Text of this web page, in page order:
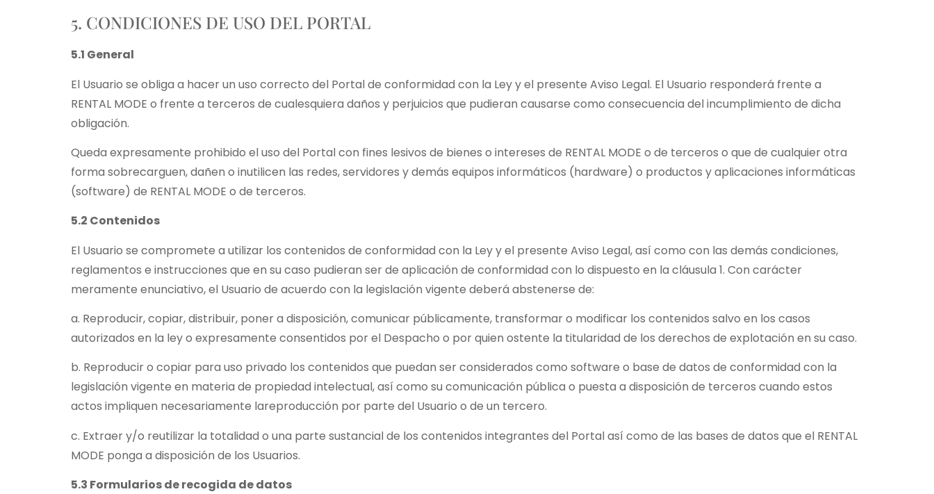
5. CONDICIONES DE USO DEL PORTAL
5.1 General
El Usuario se obliga a hacer un uso correcto del Portal de conformidad con la Ley y el presente Aviso Legal. El Usuario responderá frente a
RENTAL MODE o frente a terceros de cualesquiera daños y perjuicios que pudieran causarse como consecuencia del incumplimiento de dicha
obligación.
Queda expresamente prohibido el uso del Portal con fines lesivos de bienes o intereses de RENTAL MODE o de terceros o que de cualquier otra
forma sobrecarguen, dañen o inutilicen las redes, servidores y demás equipos informáticos (hardware) o productos y aplicaciones informáticas
(software) de RENTAL MODE o de terceros.
5.2 Contenidos
El Usuario se compromete a utilizar los contenidos de conformidad con la Ley y el presente Aviso Legal, así como con las demás condiciones,
reglamentos e instrucciones que en su caso pudieran ser de aplicación de conformidad con lo dispuesto en la cláusula 1. Con carácter
meramente enunciativo, el Usuario de acuerdo con la legislación vigente deberá abstenerse de:
a. Reproducir, copiar, distribuir, poner a disposición, comunicar públicamente, transformar o modificar los contenidos salvo en los casos
autorizados en la ley o expresamente consentidos por el Despacho o por quien ostente la titularidad de los derechos de explotación en su caso.
b. Reproducir o copiar para uso privado los contenidos que puedan ser considerados como software o base de datos de conformidad con la
legislación vigente en materia de propiedad intelectual, así como su comunicación pública o puesta a disposición de terceros cuando estos
actos impliquen necesariamente lareproducción por parte del Usuario o de un tercero.
c. Extraer y/o reutilizar la totalidad o una parte sustancial de los contenidos integrantes del Portal así como de las bases de datos que el RENTAL
MODE ponga a disposición de los Usuarios.
5.3 Formularios de recogida de datos